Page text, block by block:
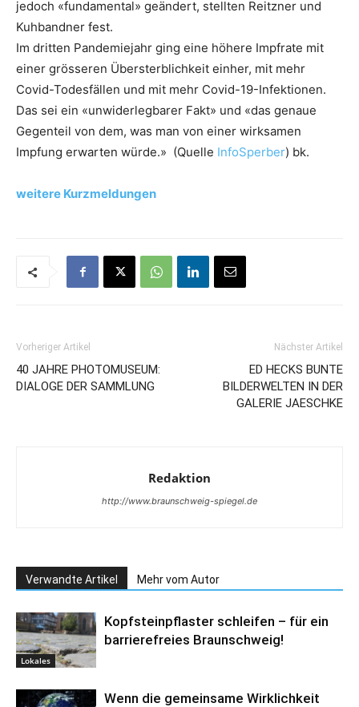
jedoch «fundamental» geändert, stellten Reitzner und
Kuhbandner fest.
Im dritten Pandemiejahr ging eine höhere Impfrate mit
einer grösseren Übersterblichkeit einher, mit mehr
Covid-Todesfällen und mit mehr Covid-19-Infektionen.
Das sei ein «unwiderlegbarer Fakt» und «das genaue
Gegenteil von dem, was man von einer wirksamen
Impfung erwarten würde.» (Quelle InfoSperber) bk.
weitere Kurzmeldungen
Vorheriger Artikel
40 JAHRE PHOTOMUSEUM:
DIALOGE DER SAMMLUNG
Nächster Artikel
ED HECKS BUNTE
BILDERWELTEN IN DER
GALERIE JAESCHKE
Redaktion
http://www.braunschweig-spiegel.de
Verwandte Artikel Mehr vom Autor
Lokales
Kopfsteinpflaster schleifen – für ein
barrierefreies Braunschweig!
Wenn die gemeinsame Wirklichkeit